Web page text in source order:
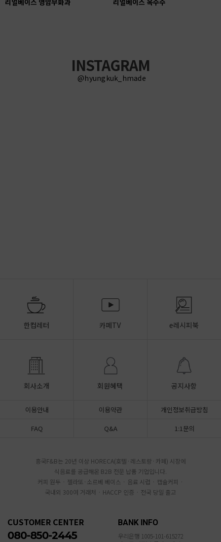
리얼베이스 영암무화과
리얼베이스 옥수수
INSTAGRAM
@hyungkuk_hmade
한컵레터 카페TV e레시피북
회사소개 회원혜택 공지사항
이용안내 이용약관
개인정보취급방침
FAQ
Q&A 1:1문의
흥국F&B는 20년 이상 HORECA(호텔·레스토랑·카페) 시장에
식음료를 공급해온 B2B 전문 납품 기업입니다.
커피 원두 · 젤라또·소르베 베이스 · 음료 시럽 · 캡슐커피 ·
국내외 300여 거래처 · HACCP 인증 · 전국 당일 출고
CUSTOMER CENTER
080-850-2445
BANK INFO
우리은행 1005-101-615272